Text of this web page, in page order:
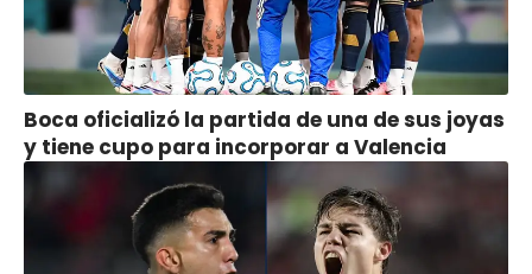
Boca oficializó la partida de una de sus joyas
y tiene cupo para incorporar a Valencia